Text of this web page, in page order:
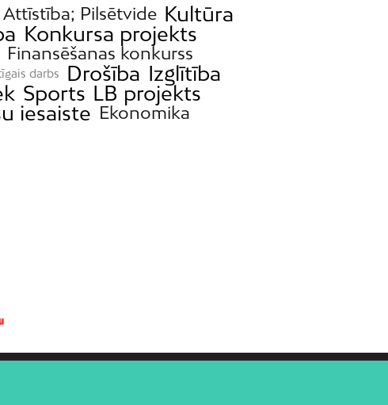
Attīstība; Pilsētvide Kultūra
Konkursa projekts
Finansēšanas konkurss
darbs Drošība Izglītība
Sports LB projekts
iesaiste Ekonomika